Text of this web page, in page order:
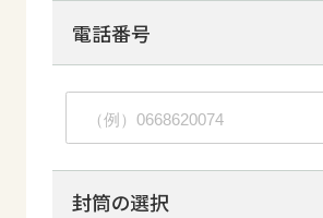
電話番号
封筒の選択